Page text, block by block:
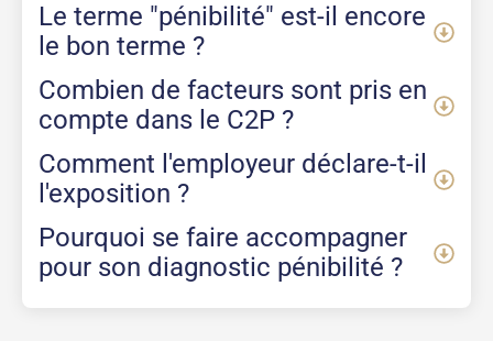
Le terme "pénibilité" est-il encore
le bon terme ?
Combien de facteurs sont pris en
compte dans le C2P ?
Comment l'employeur déclare-t-il
l'exposition ?
Pourquoi se faire accompagner
pour son diagnostic pénibilité ?